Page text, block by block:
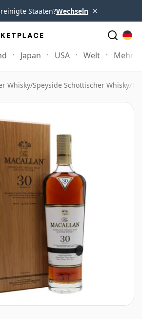
Staaten?Wechseln ×
Japan USA Welt Mehr
Whisky/Speyside Schottischer Whisky/